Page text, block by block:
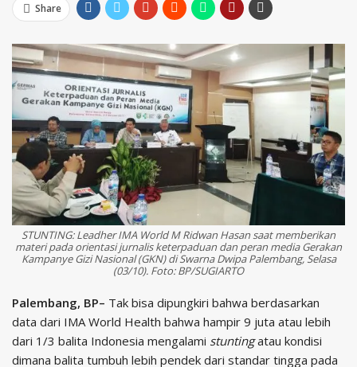
Share
STUNTING: Leadher IMA World M Ridwan Hasan saat memberikan
materi pada orientasi jurnalis keterpaduan dan peran media Gerakan
Kampanye Gizi Nasional (GKN) di Swarna Dwipa Palembang, Selasa
(03/10). Foto: BP/SUGIARTO
Palembang, BP– Tak bisa dipungkiri bahwa berdasarkan
data dari IMA World Health bahwa hampir 9 juta atau lebih
dari 1/3 balita Indonesia mengalami stuntingatau kondisi
dimana balita tumbuh lebih pendek dari standar tingga pada